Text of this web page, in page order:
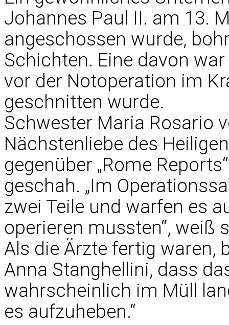
Johannes Paul II. am 13.
angeschossen wurde,
Schichten. Eine davon
vor der Notoperation im
geschnitten wurde.
Schwester Maria Rosario
Nächstenliebe des
gegenüber „Rome
geschah. „Im
zwei Teile und warfen es
operieren mussten“, weiß
Als die Ärzte fertig waren,
Anna Stanghellini, dass
wahrscheinlich im Müll
es aufzuheben.“